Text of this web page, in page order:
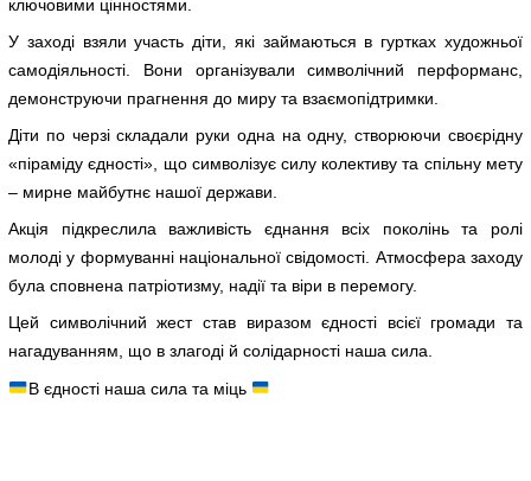
ключовими цінностями.
У заході взяли участь діти, які займаються в гуртках художньої
самодіяльності. Вони організували символічний перформанс,
демонструючи прагнення до миру та взаємопідтримки.
Діти по черзі складали руки одна на одну, створюючи своєрідну
«піраміду єдності», що символізує силу колективу та спільну мету
– мирне майбутнє нашої держави.
Акція підкреслила важливість єднання всіх поколінь та ролі
молоді у формуванні національної свідомості. Атмосфера заходу
була сповнена патріотизму, надії та віри в перемогу.
Цей символічний жест став виразом єдності всієї громади та
нагадуванням, що в злагоді й солідарності наша сила.
В єдності наша сила та міць